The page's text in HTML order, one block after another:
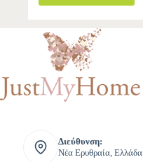
Διεύθυνση:
Νέα Ερυθραία, Ελλάδα